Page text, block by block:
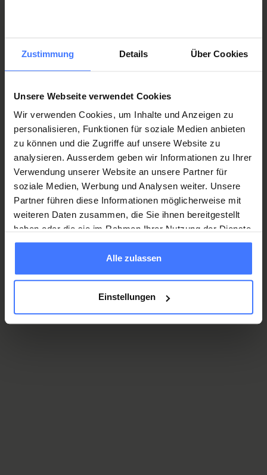
Zustimmung Details Über Cookies
Unsere Webseite verwendet Cookies
Wir verwenden Cookies, um Inhalte und Anzeigen zu
personalisieren, Funktionen für soziale Medien anbieten
zu können und die Zugriffe auf unsere Website zu
analysieren. Ausserdem geben wir Informationen zu Ihrer
Verwendung unserer Website an unsere Partner für
soziale Medien, Werbung und Analysen weiter. Unsere
Partner führen diese Informationen möglicherweise mit
weiteren Daten zusammen, die Sie ihnen bereitgestellt
haben oder die sie im Rahmen Ihrer Nutzung der Dienste
gesammelt haben.
Alle zulassen
Einstellungen
Zentrum für Schmerzmedizin
Zentrum für Schmerzmedizin
Ambulatorium Schweizer Paraplegiker-